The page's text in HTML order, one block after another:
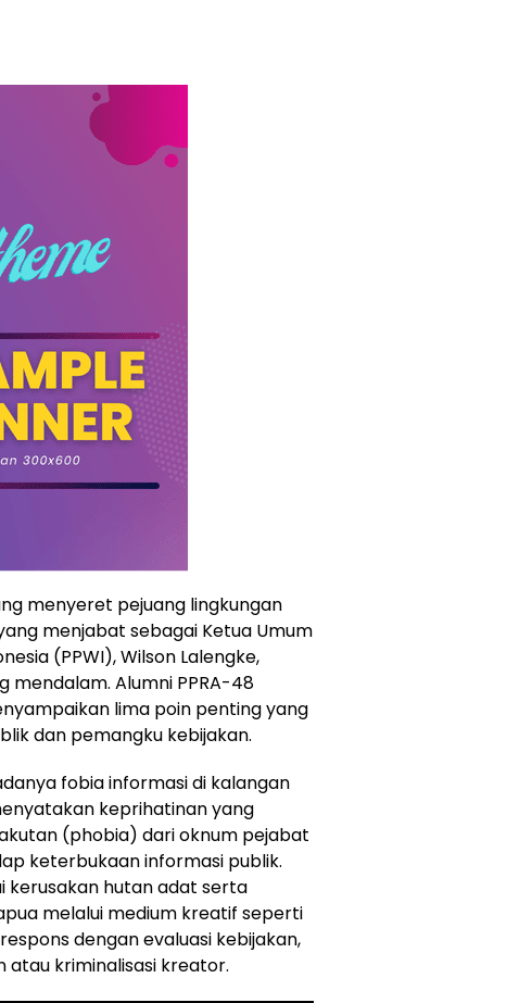
menyeret pejuang lingkungan
menjabat sebagai Ketua Umum
(PPWI), Wilson Lalengke,
Alumni PPRA-48
lima poin penting yang
dan pemangku kebijakan.
fobia informasi di kalangan
keprihatinan yang
(phobia) dari oknum pejabat
keterbukaan informasi publik.
kerusakan hutan adat serta
melalui medium kreatif seperti
dengan evaluasi kebijakan,
kriminalisasi kreator.